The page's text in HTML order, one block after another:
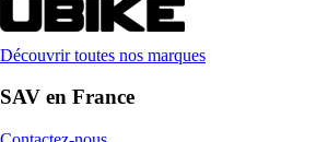
Découvrir toutes nos marques
SAV en France